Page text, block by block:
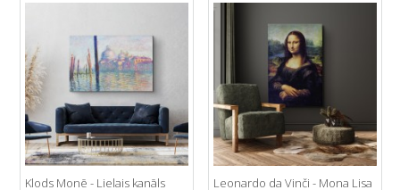
Klods Monē - Lielais kanāls
Leonardo da Vinči - Mona Lisa